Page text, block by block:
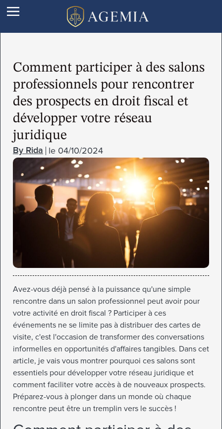
Comment participer à des salons
professionnels pour rencontrer
des prospects en droit fiscal et
développer votre réseau
juridique
Rida le 04/10/2024
Avez-vous déjà pensé à la puissance qu'une simple
rencontre dans un salon professionnel peut avoir pour
votre activité en droit fiscal ? Participer à ces
événements ne se limite pas à distribuer des cartes de
visite, c'est l'occasion de transformer des conversations
informelles en opportunités d'affaires tangibles. Dans cet
article, je vais vous montrer pourquoi ces salons sont
essentiels pour développer votre réseau juridique et
comment faciliter votre accès à de nouveaux prospects.
Préparez-vous à plonger dans un monde où chaque
rencontre peut être un tremplin vers le succès !